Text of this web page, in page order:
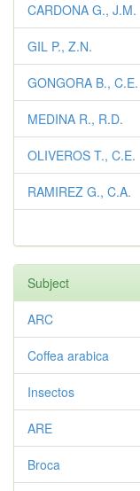
CARDONA G., J.M.
GIL P., Z.N.
GONGORA B., C.E.
MEDINA R., R.D.
OLIVEROS T., C.E.
RAMIREZ G., C.A.
Subject
ARC
Coffea arabica
Insectos
ARE
Broca